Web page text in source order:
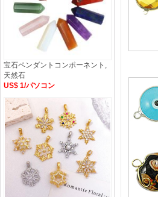
宝石ペンダントコンポーネント,
天然石
US$ 1/パソコン